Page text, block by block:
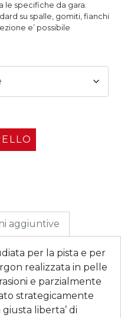
le specifiche da gara.
su spalle, gomiti, fianchi
e’ possibile
aggiuntive
per la pista e per
realizzata in pelle
e parzialmente
strategicamente
liberta’ di